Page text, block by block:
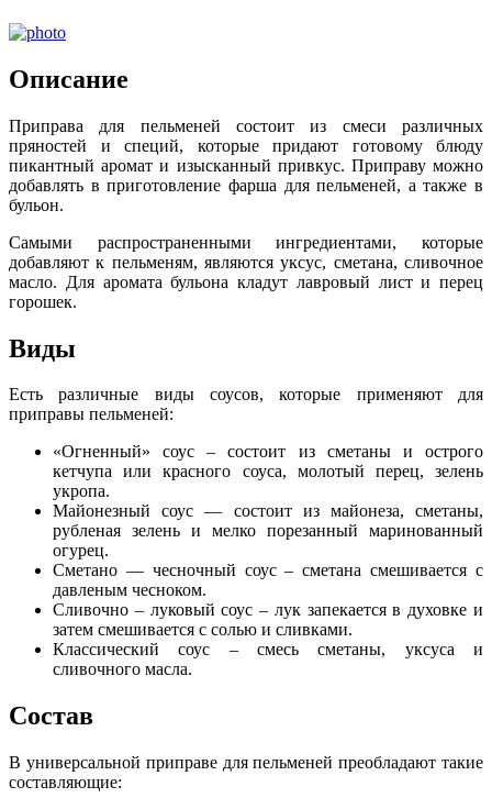
Описание
Приправа для пельменей состоит из смеси различных
пряностей и специй, которые придают готовому блюду
пикантный аромат и изысканный привкус. Приправу можно
добавлять в приготовление фарша для пельменей, а также в
бульон.
Самыми распространенными ингредиентами, которые
добавляют к пельменям, являются уксус, сметана, сливочное
масло. Для аромата бульона кладут лавровый лист и перец
горошек.
Виды
Есть различные виды соусов, которые применяют для
приправы пельменей:
«Огненный» соус – состоит из сметаны и острого
кетчупа или красного соуса, молотый перец, зелень
укропа.
Майонезный соус — состоит из майонеза, сметаны,
рубленая зелень и мелко порезанный маринованный
огурец.
Сметано — чесночный соус – сметана смешивается с
давленым чесноком.
Сливочно – луковый соус – лук запекается в духовке и
затем смешивается с солью и сливками.
Классический соус – смесь сметаны, уксуса и
сливочного масла.
Состав
В универсальной приправе для пельменей преобладают такие
составляющие: